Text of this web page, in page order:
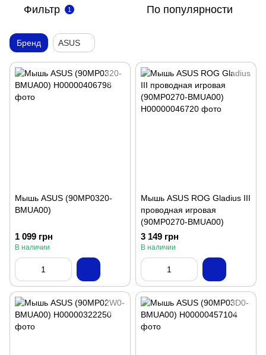
Фильтр 1 По популярности
Бренд ASUS
Мышь ASUS (90MP0320-
BMUA00)
1 099 грн
В наличии
Мышь ASUS ROG Gladius III
проводная игровая
(90MP0270-BMUA00)
3 149 грн
В наличии